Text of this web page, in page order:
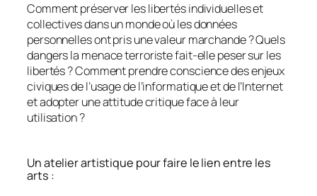
Comment préserver les libertés individuelles et
collectives dans un monde où les données
personnelles ont pris une valeur marchande ? Quels
dangers la menace terroriste fait-elle peser sur les
libertés ? Comment prendre conscience des enjeux
civiques de l’usage de l’informatique et de l’Internet
et adopter une attitude critique face à leur
utilisation ?
Un atelier artistique pour faire le lien entre les
arts :